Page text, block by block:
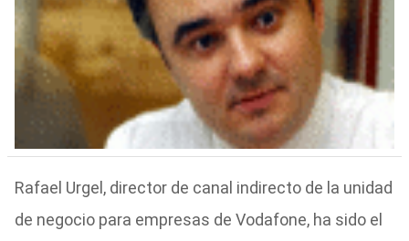
Rafael Urgel, director de canal indirecto de la unidad
de negocio para empresas de Vodafone, ha sido el